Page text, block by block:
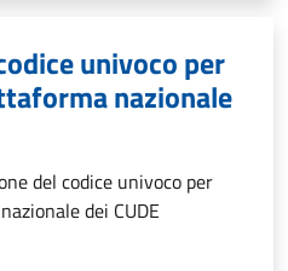
univoco per
nazionale
del codice univoco per
dei CUDE